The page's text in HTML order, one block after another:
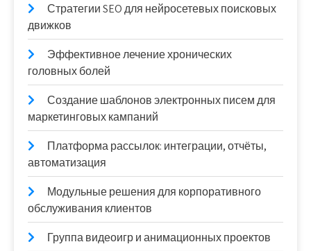
Стратегии SEO для нейросетевых поисковых
движков
Эффективное лечение хронических
головных болей
Создание шаблонов электронных писем для
маркетинговых кампаний
Платформа рассылок: интеграции, отчёты,
автоматизация
Модульные решения для корпоративного
обслуживания клиентов
Группа видеоигр и анимационных проектов